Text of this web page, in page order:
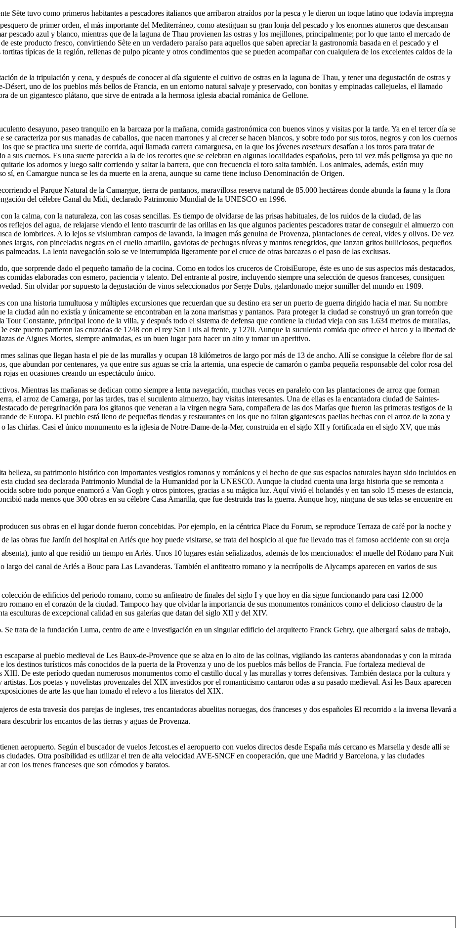
Sète tuvo como primeros habitantes a pescadores italianos que arribaron atraídos por la pesca y le dieron un toque latino que todavía impregna
de primer orden, el más importante del Mediterráneo, como atestiguan su gran lonja del pescado y los enormes atuneros que descansan
pescado azul y blanco, mientras que de la laguna de Thau provienen las ostras y los mejillones, principalmente; por lo que tanto el mercado de
este producto fresco, convirtiendo Sète en un verdadero paraíso para aquellos que saben apreciar la gastronomía basada en el pescado y el
tortitas típicas de la región, rellenas de pulpo picante y otros condimentos que se pueden acompañar con cualquiera de los excelentes caldos de la
de la tripulación y cena, y después de conocer al día siguiente el cultivo de ostras en la laguna de Thau, y tener una degustación de ostras y
uno de los pueblos más bellos de Francia, en un entorno natural salvaje y preservado, con bonitas y empinadas callejuelas, el llamado
de un gigantesco plátano, que sirve de entrada a la hermosa iglesia abacial románica de Gellone.
desayuno, paseo tranquilo en la barcaza por la mañana, comida gastronómica con buenos vinos y visitas por la tarde. Ya en el tercer día se
caracteriza por sus manadas de caballos, que nacen marrones y al crecer se hacen blancos, y sobre todo por sus toros, negros y con los cuernos
que se practica una suerte de corrida, aquí llamada carrera camarguesa, en la que los jóvenes raseteurs desafían a los toros para tratar de
a sus cuernos. Es una suerte parecida a la de los recortes que se celebran en algunas localidades españolas, pero tal vez más peligrosa ya que no
los adornos y luego salir corriendo y saltar la barrera, que con frecuencia el toro salta también. Los animales, además, están muy
sí, en Camargue nunca se les da muerte en la arena, aunque su carne tiene incluso Denominación de Origen.
el Parque Natural de la Camargue, tierra de pantanos, maravillosa reserva natural de 85.000 hectáreas donde abunda la fauna y la flora
del célebre Canal du Midi, declarado Patrimonio Mundial de la UNESCO en 1996.
la calma, con la naturaleza, con las cosas sencillas. Es tiempo de olvidarse de las prisas habituales, de los ruidos de la ciudad, de las
reflejos del agua, de relajarse viendo el lento trascurrir de las orillas en las que algunos pacientes pescadores tratar de conseguir el almuerzo con
de lombrices. A lo lejos se vislumbran campos de lavanda, la imagen más genuina de Provenza, plantaciones de cereal, vides y olivos. De vez
largas, con pinceladas negras en el cuello amarillo, gaviotas de pechugas níveas y mantos renegridos, que lanzan gritos bulliciosos, pequeños
La lenta navegación solo se ve interrumpida ligeramente por el cruce de otras barcazas o el paso de las exclusas.
que sorprende dado el pequeño tamaño de la cocina. Como en todos los cruceros de CroisiEurope, éste es uno de sus aspectos más destacados,
comidas elaboradas con esmero, paciencia y talento. Del entrante al postre, incluyendo siempre una selección de quesos franceses, consiguen
Sin olvidar por supuesto la degustación de vinos seleccionados por Serge Dubs, galardonado mejor sumiller del mundo en 1989.
una historia tumultuosa y múltiples excursiones que recuerdan que su destino era ser un puerto de guerra dirigido hacia el mar. Su nombre
ciudad aún no existía y únicamente se encontraban en la zona marismas y pantanos. Para proteger la ciudad se construyó un gran torreón que
Constante, principal icono de la villa, y después todo el sistema de defensa que contiene la ciudad vieja con sus 1.634 metros de murallas,
este puerto partieron las cruzadas de 1248 con el rey San Luis al frente, y 1270. Aunque la suculenta comida que ofrece el barco y la libertad de
de Aigues Mortes, siempre animadas, es un buen lugar para hacer un alto y tomar un aperitivo.
salinas que llegan hasta el pie de las murallas y ocupan 18 kilómetros de largo por más de 13 de ancho. Allí se consigue la célebre flor de sal
que abundan por centenares, ya que entre sus aguas se cría la artemia, una especie de camarón o gamba pequeña responsable del color rosa del
en ocasiones creando un espectáculo único.
Mientras las mañanas se dedican como siempre a lenta navegación, muchas veces en paralelo con las plantaciones de arroz que forman
el arroz de Camarga, por las tardes, tras el suculento almuerzo, hay visitas interesantes. Una de ellas es la encantadora ciudad de Saintes-
de peregrinación para los gitanos que veneran a la virgen negra Sara, compañera de las dos Marías que fueron las primeras testigos de la
de Europa. El pueblo está lleno de pequeñas tiendas y restaurantes en los que no faltan gigantescas paellas hechas con el arroz de la zona y
o las chirlas. Casi el único monumento es la iglesia de Notre-Dame-de-la-Mer, construida en el siglo XII y fortificada en el siglo XV, que más
belleza, su patrimonio histórico con importantes vestigios romanos y románicos y el hecho de que sus espacios naturales hayan sido incluidos en
ciudad sea declarada Patrimonio Mundial de la Humanidad por la UNESCO. Aunque la ciudad cuenta una larga historia que se remonta a
sobre todo porque enamoró a Van Gogh y otros pintores, gracias a su mágica luz. Aquí vivió el holandés y en tan solo 15 meses de estancia,
nada menos que 300 obras en su célebre Casa Amarilla, que fue destruida tras la guerra. Aunque hoy, ninguna de sus telas se encuentre en
sus obras en el lugar donde fueron concebidas. Por ejemplo, en la céntrica Place du Forum, se reproduce Terraza de café por la noche y
las obras fue Jardín del hospital en Arlés que hoy puede visitarse, se trata del hospicio al que fue llevado tras el famoso accidente con su oreja
junto al que residió un tiempo en Arlés. Unos 10 lugares están señalizados, además de los mencionados: el muelle del Ródano para Nuit
largo del canal de Arlés a Bouc para Las Lavanderas. También el anfiteatro romano y la necrópolis de Alycamps aparecen en varios de sus
de edificios del periodo romano, como su anfiteatro de finales del siglo I y que hoy en día sigue funcionando para casi 12.000
romano en el corazón de la ciudad. Tampoco hay que olvidar la importancia de sus monumentos románicos como el delicioso claustro de la
esculturas de excepcional calidad en sus galerías que datan del siglo XII y del XIV.
trata de la fundación Luma, centro de arte e investigación en un singular edificio del arquitecto Franck Gehry, que albergará salas de trabajo,
al pueblo medieval de Les Baux-de-Provence que se alza en lo alto de las colinas, vigilando las canteras abandonadas y con la mirada
los destinos turísticos más conocidos de la puerta de la Provenza y uno de los pueblos más bellos de Francia. Fue fortaleza medieval de
De este período quedan numerosos monumentos como el castillo ducal y las murallas y torres defensivas. También destaca por la cultura y
Los poetas y novelistas provenzales del XIX investidos por el romanticismo cantaron odas a su pasado medieval. Así les Baux aparecen
de arte las que han tomado el relevo a los literatos del XIX.
de esta travesía dos parejas de ingleses, tres encantadoras abuelitas noruegas, dos franceses y dos españoles El recorrido a la inversa llevará a
descubrir los encantos de las tierras y aguas de Provenza.
aeropuerto. Según el buscador de vuelos Jetcost.es el aeropuerto con vuelos directos desde España más cercano es Marsella y desde allí se
ciudades. Otra posibilidad es utilizar el tren de alta velocidad AVE-SNCF en cooperación, que une Madrid y Barcelona, y las ciudades
los trenes franceses que son cómodos y baratos.